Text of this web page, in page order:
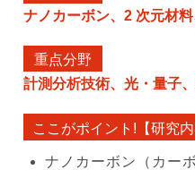
ナノカーボン、2 次元材
重点分野
計測分析技術、光・量子
ここがポイント!【研究内
ナノカーボン（カー